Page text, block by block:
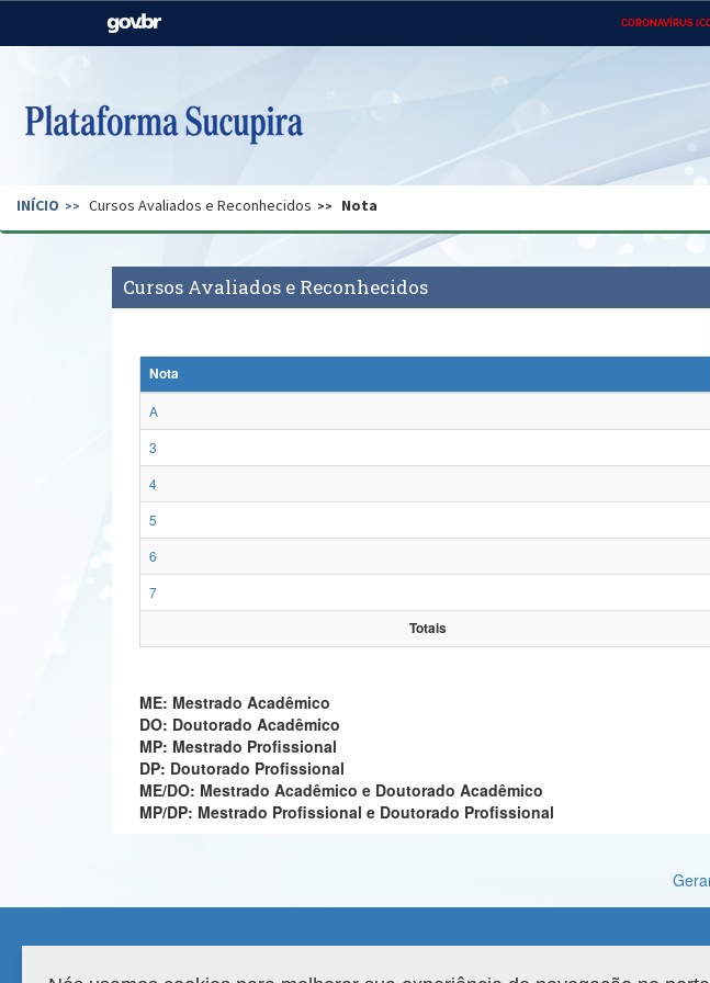
CORONAVÍRUS
Casa Civil
Pecuária e Abastecimento
Ministério do Desenvolvimento
Regional
Secretaria de Governo Gabinete de Segurança Advocacia-Geral da União
INÍCIO Cursos Avaliados e Reconhecidos Nota
Cursos Avaliados e Reconhecidos
Nota
A
3
4
5
6
7
Totais
ME: Mestrado Acadêmico
DO: Doutorado Acadêmico
MP: Mestrado Profissional
DP: Doutorado Profissional
ME/DO: Mestrado Acadêmico e Doutorado Acadêmico
MP/DP: Mestrado Profissional e Doutorado Profissional